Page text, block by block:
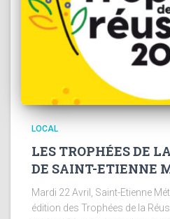
LOCAL
LES TROPHÉES DE
DE SAINT-ETIENNE
Mardi 22 Avril, Saint-Etienne
édition des Trophées de la